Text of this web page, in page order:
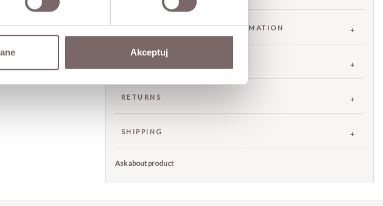
Akceptuj
FABRIC / ADDITIONAL INFORMATION
RETURNS
SHIPPING
Ask about product